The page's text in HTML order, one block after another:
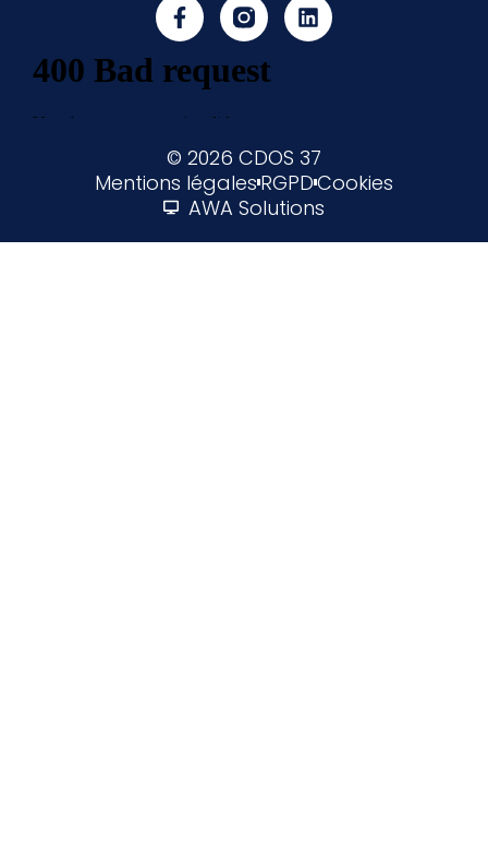
© 2026 CDOS 37
Mentions légales RGPDCookies
AWA Solutions